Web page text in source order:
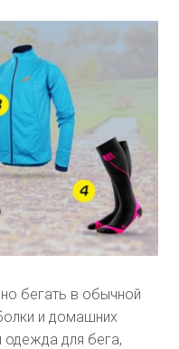
бегать в обычной
и домашних
одежда для бега,